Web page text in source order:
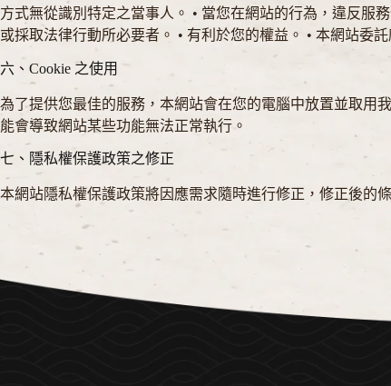
方式無從識別特定之當事人。 • 當您在網站的行為，違反服
或採取法律行動所必要者。 • 有利於您的權益。 • 本網站委
六、Cookie 之使用
為了提供您最佳的服務，本網站會在您的電腦中放置並取用
能會導致網站某些功能無法正常執行。
七、隱私權保護政策之修正
本網站隱私權保護政策將因應需求隨時進行修正，修正後的